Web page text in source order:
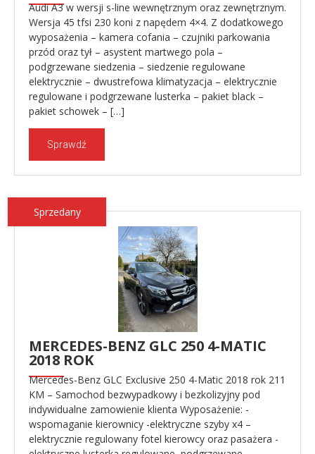
Audi A3 w wersji s-line wewnętrznym oraz zewnętrznym.
Wersja 45 tfsi 230 koni z napędem 4×4. Z dodatkowego
wyposażenia – kamera cofania – czujniki parkowania
przód oraz tył – asystent martwego pola –
podgrzewane siedzenia – siedzenie regulowane
elektrycznie – dwustrefowa klimatyzacja – elektrycznie
regulowane i podgrzewane lusterka – pakiet black –
pakiet schowek – […]
Sprawdź
Sprzedany
MERCEDES-BENZ GLC 250 4-MATIC
2018 ROK
Mercedes-Benz GLC Exclusive 250 4-Matic 2018 rok 211
KM – Samochod bezwypadkowy i bezkolizyjny pod
indywidualne zamowienie klienta Wyposażenie: -
wspomaganie kierownicy -elektryczne szyby x4 –
elektrycznie regulowany fotel kierowcy oraz pasażera -